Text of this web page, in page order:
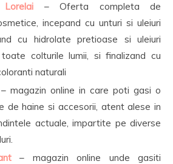
– Oferta completa de
incepand cu unturi si uleiuri
cu hidrolate pretioase si uleiuri
colturile lumii, si finalizand cu
naturali
magazin online in care poti gasi o
de haine si accesorii, atent alese in
actuale, impartite pe diverse
– magazin online unde gasiti